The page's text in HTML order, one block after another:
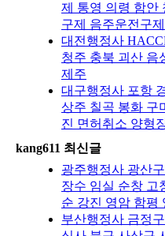
제 통영 의령 함안
구제 음주운전구제
대전행정사
청주 충북 괴산 음
제주
대구행정사 포항
상주 칠곡 봉화 구
진 면허취소 양형
kang611 최신글
광주행정사 광산
장수 임실 순창 고
순 강진 영암 함평
부산행정사 금정